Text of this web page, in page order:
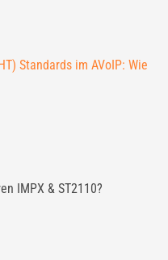
Standards im AVoIP: Wie
IMPX & ST2110?